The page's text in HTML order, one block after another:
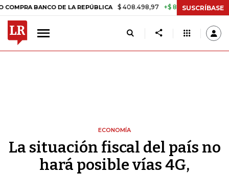
BANCO DE LA REPÚBLICA $ 408.498,97 +$ 8.753,81 +2,19% TASA
SUSCRÍBASE
ECONOMÍA
La situación fiscal del país no
hará posible vías 4G,